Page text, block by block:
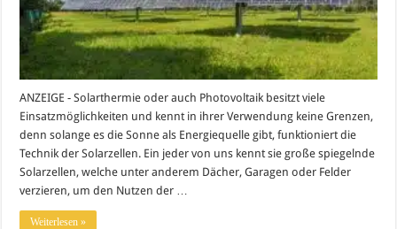
ANZEIGE - Solarthermie oder auch Photovoltaik besitzt viele
Einsatzmöglichkeiten und kennt in ihrer Verwendung keine Grenzen,
denn solange es die Sonne als Energiequelle gibt, funktioniert die
Technik der Solarzellen. Ein jeder von uns kennt sie große spiegelnde
Solarzellen, welche unter anderem Dächer, Garagen oder Felder
verzieren, um den Nutzen der …
Weiterlesen »